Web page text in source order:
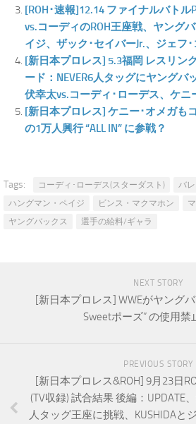
[ROH･速報]12.14 ファイナルバト
vs.コーディのROH王座戦、ヤング
イジ、ザック･セイバーJr.、ジェフ
[新日本プロレス] 5.3福岡 レスリン
ード：NEVER6人タッグにヤングバ
伏幸太vs.コーディ･ローデス、ケニ
[新日本プロレス] ケニー･オメガも
の1万人興行 “ALL IN” に参戦？
Tags: コーディ･ローデス(スターダスト)
バ
ハングマン・ペイジ
ビンス・マクマホン
ヤングバックス
選手の給料/ギャラ
NEXT STORY
[新日本プロレス] WWEがヤング
Sweetポーズ” の使用禁
PREVIOUS STORY
[新日本プロレス&ROH] 9月23日
(TV収録) 試合結果 後編：UPDATE
人タッグ王座に挑戦、KUSHIDAと